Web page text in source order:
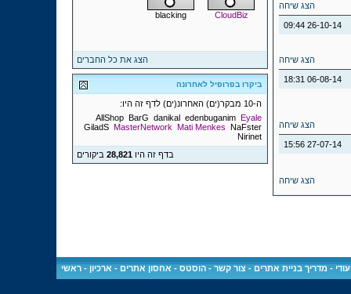
הצג שיחה
26-10-14
09:44
הצג שיחה
06-08-14
18:31
הצג שיחה
27-07-14
15:56
הצג שיחה
CloudBiz
blacking
הצג את כל החברים
ביקרו בפרופיל לאחרונה
ה-10 מבקר(ים) האחרונ(ים) לדף זה היו:
AllShop BarG danikal edenbuganim Eyale
GiladS MasterNetwork Mati Menkes NaFster
Nirinet
בדף זה היו28,821 ביקורים
- מדריך בניית אתרים - צור קשר - הוסטס - אחסון אתרים - ארכיון - ראשי